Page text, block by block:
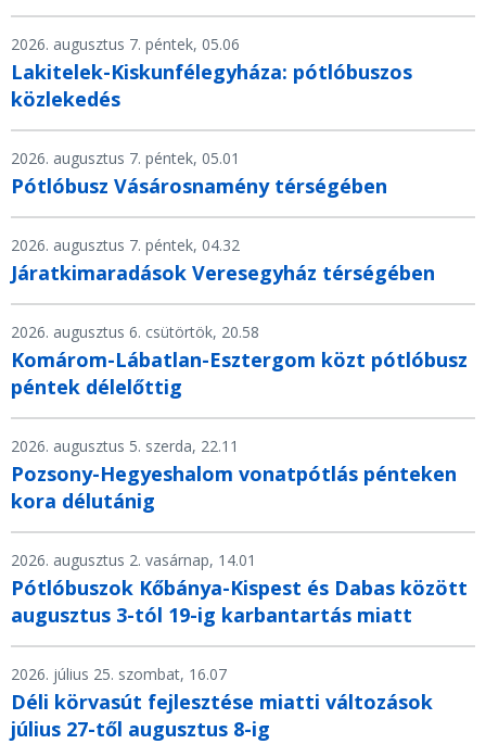
2026. augusztus 7. péntek, 05.06
Lakitelek-Kiskunfélegyháza: pótlóbuszos
közlekedés
2026. augusztus 7. péntek, 05.01
Pótlóbusz Vásárosnamény térségében
2026. augusztus 7. péntek, 04.32
Járatkimaradások Veresegyház térségében
2026. augusztus 6. csütörtök, 20.58
Komárom-Lábatlan-Esztergom közt pótlóbusz
péntek délelőttig
2026. augusztus 5. szerda, 22.11
Pozsony-Hegyeshalom vonatpótlás pénteken
kora délutánig
2026. augusztus 2. vasárnap, 14.01
Pótlóbuszok Kőbánya-Kispest és Dabas között
augusztus 3-tól 19-ig karbantartás miatt
2026. július 25. szombat, 16.07
Déli körvasút fejlesztése miatti változások
július 27-től augusztus 8-ig